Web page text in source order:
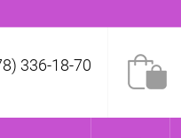
336-18-70